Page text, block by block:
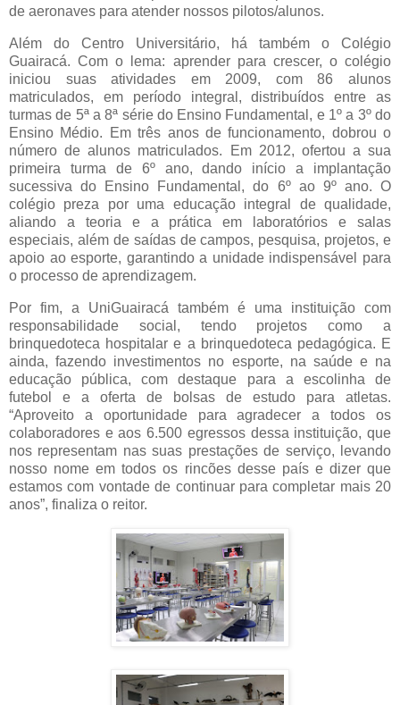
de aeronaves para atender nossos pilotos/alunos.
Além do Centro Universitário, há também o Colégio
Guairacá. Com o lema: aprender para crescer, o colégio
iniciou suas atividades em 2009, com 86 alunos
matriculados, em período integral, distribuídos entre as
turmas de 5ª a 8ª série do Ensino Fundamental, e 1º a 3º do
Ensino Médio. Em três anos de funcionamento, dobrou o
número de alunos matriculados. Em 2012, ofertou a sua
primeira turma de 6º ano, dando início a implantação
sucessiva do Ensino Fundamental, do 6º ao 9º ano. O
colégio preza por uma educação integral de qualidade,
aliando a teoria e a prática em laboratórios e salas
especiais, além de saídas de campos, pesquisa, projetos, e
apoio ao esporte, garantindo a unidade indispensável para
o processo de aprendizagem.
Por fim, a UniGuairacá também é uma instituição com
responsabilidade social, tendo projetos como a
brinquedoteca hospitalar e a brinquedoteca pedagógica. E
ainda, fazendo investimentos no esporte, na saúde e na
educação pública, com destaque para a escolinha de
futebol e a oferta de bolsas de estudo para atletas.
“Aproveito a oportunidade para agradecer a todos os
colaboradores e aos 6.500 egressos dessa instituição, que
nos representam nas suas prestações de serviço, levando
nosso nome em todos os rincões desse país e dizer que
estamos com vontade de continuar para completar mais 20
anos”, finaliza o reitor.